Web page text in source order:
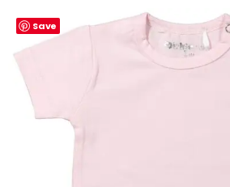
Save